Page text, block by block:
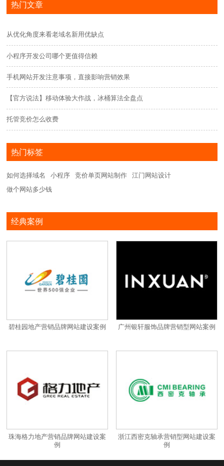
热门文章
从优化角度来看老域名新用优缺点
小程序开发公司哪个更值得信赖
手机网站开发注意事项，直接影响营销效果
【官方说法】移动体验大作战，冰桶算法全盘点
托管竞价怎么收费
热门标签
如何选择域名 小程序 竞价单页网站制作
江门网站设计
做个网站多少钱
经典案例
碧桂园地产营销品牌网站建设案例 广州银轩服饰品牌营销型网站案例
珠海格力地产营销品牌网站建设案
例
浙江西密克轴承营销型网站建设案
例